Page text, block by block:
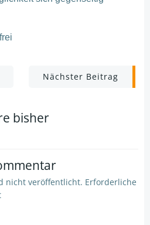
Post
navigation
Nächster Beitrag
bisher
nicht veröffentlicht. Erforderliche